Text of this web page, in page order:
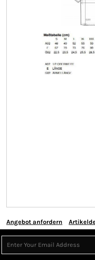
Angebot anfordern